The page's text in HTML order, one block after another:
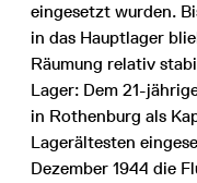
eingesetzt wurden.
in das Hauptlager
Räumung relativ
Lager: Dem 21-
in Rothenburg als
Lagerältesten
Dezember 1944 die